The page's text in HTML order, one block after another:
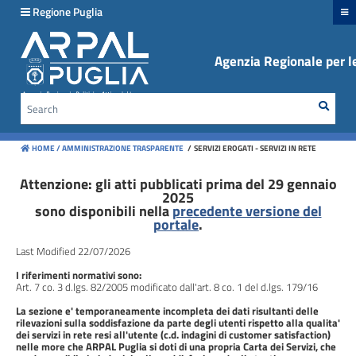
Regione Puglia
Agenzia Regionale per
HOME /AMMINISTRAZIONE TRASPARENTE / SERVIZI EROGATI - SERVIZI IN RETE
Attenzione: gli atti pubblicati prima del 29 gennaio
2025
sono disponibili nellaprecedente versione del
portale.
Last Modified 22/07/2026
I riferimenti normativi sono:
Art. 7 co. 3 d.lgs. 82/2005 modificato dall'art. 8 co. 1 del d.lgs. 179/16
La sezione e' temporaneamente incompleta dei dati risultanti delle
rilevazioni sulla soddisfazione da parte degli utenti rispetto alla qualita'
dei servizi in rete resi all'utente (c.d. indagini di customer satisfaction)
nelle more che ARPAL Puglia si doti di una propria Carta dei Servizi, che
menu
Disposizioni
generali
Organizzazione
collaboratori
Bandi
concorso